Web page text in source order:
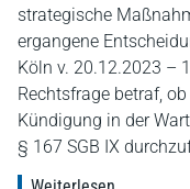
strategische
ergangene
Köln v. 20.12.2023 –
Rechtsfrage betraf,
Kündigung in der
§ 167 SGB IX